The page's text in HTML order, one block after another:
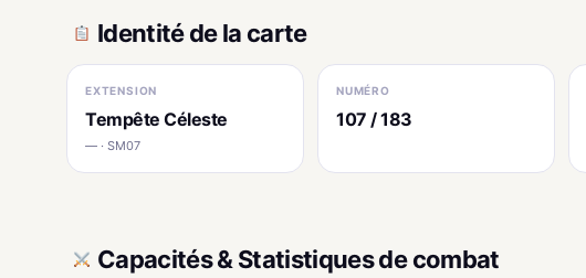
Identité de la carte
EXTENSION
Tempête Céleste
— · SM07
NUMÉRO
107 / 183
Capacités & Statistiques de combat